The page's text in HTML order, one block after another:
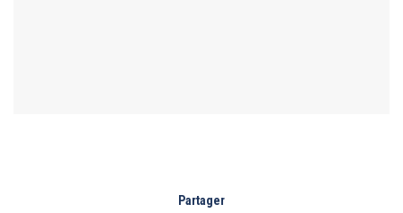
Partager